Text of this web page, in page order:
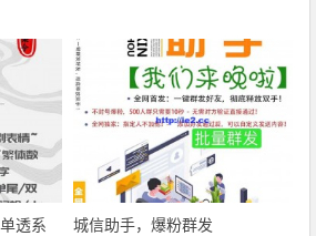
透系
城信助手，爆粉群发